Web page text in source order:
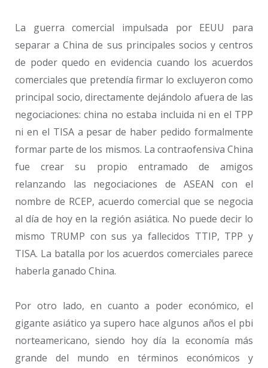
La guerra comercial impulsada por EEUU para
separar a China de sus principales socios y centros
de poder quedo en evidencia cuando los acuerdos
comerciales que pretendía firmar lo excluyeron como
principal socio, directamente dejándolo afuera de las
negociaciones: china no estaba incluida ni en el TPP
ni en el TISA a pesar de haber pedido formalmente
formar parte de los mismos. La contraofensiva China
fue crear su propio entramado de amigos
relanzando las negociaciones de ASEAN con el
nombre de RCEP, acuerdo comercial que se negocia
al día de hoy en la región asiática. No puede decir lo
mismo TRUMP con sus ya fallecidos TTIP, TPP y
TISA. La batalla por los acuerdos comerciales parece
haberla ganado China.
Por otro lado, en cuanto a poder económico, el
gigante asiático ya supero hace algunos años el pbi
norteamericano, siendo hoy día la economía más
grande del mundo en términos económicos y